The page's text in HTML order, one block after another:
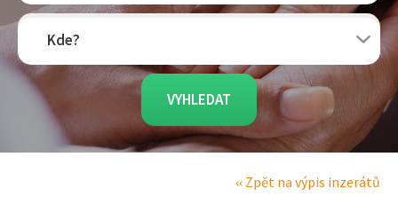
‹‹ Zpět na výpis inzerátů